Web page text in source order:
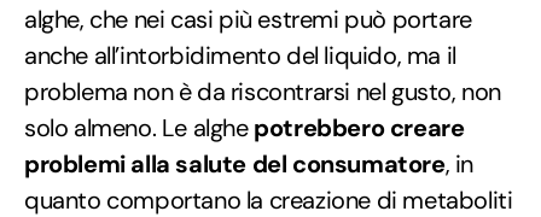
alghe, che nei casi più estremi può portare
anche all’intorbidimento del liquido, ma il
problema non è da riscontrarsi nel gusto, non
solo almeno. Le alghepotrebbero creare
problemi alla salute del consumatore, in
quanto comportano la creazione di metaboliti